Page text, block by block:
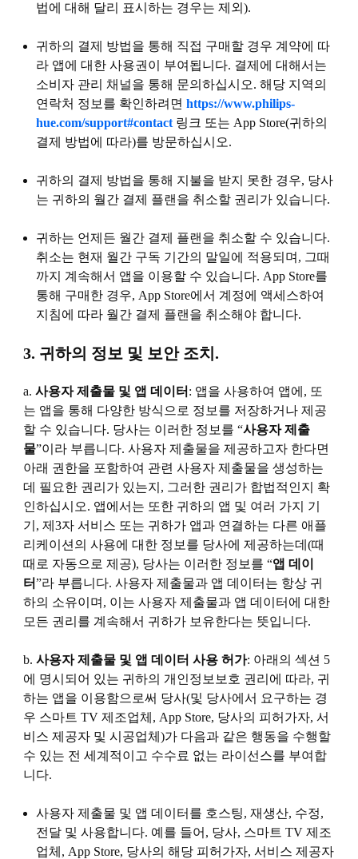
법에 대해 달리 표시하는 경우는 제외).
귀하의 결제 방법을 통해 직접 구매할 경우 계약에 따
라 앱에 대한 사용권이 부여됩니다. 결제에 대해서는
소비자 관리 채널을 통해 문의하십시오. 해당 지역의
연락처 정보를 확인하려면 https://www.philips-
hue.com/support#contact링크 또는 App Store(귀하의
결제 방법에 따라)를 방문하십시오.
귀하의 결제 방법을 통해 지불을 받지 못한 경우, 당사
는 귀하의 월간 결제 플랜을 취소할 권리가 있습니다.
귀하는 언제든 월간 결제 플랜을 취소할 수 있습니다.
취소는 현재 월간 구독 기간의 말일에 적용되며, 그때
까지 계속해서 앱을 이용할 수 있습니다. App Store를
통해 구매한 경우, App Store에서 계정에 액세스하여
지침에 따라 월간 결제 플랜을 취소해야 합니다.
3. 귀하의 정보 및 보안 조치.
a. 사용자 제출물 및 앱 데이터 : 앱을 사용하여 앱에, 또
는 앱을 통해 다양한 방식으로 정보를 저장하거나 제공
할 수 있습니다. 당사는 이러한 정보를 “사용자 제출
물”이라 부릅니다. 사용자 제출물을 제공하고자 한다면
아래 권한을 포함하여 관련 사용자 제출물을 생성하는
데 필요한 권리가 있는지, 그러한 권리가 합법적인지 확
인하십시오. 앱에서는 또한 귀하의 앱 및 여러 가지 기
기, 제3자 서비스 또는 귀하가 앱과 연결하는 다른 애플
리케이션의 사용에 대한 정보를 당사에 제공하는데(때
때로 자동으로 제공), 당사는 이러한 정보를 “앱 데이
터”라 부릅니다. 사용자 제출물과 앱 데이터는 항상 귀
하의 소유이며, 이는 사용자 제출물과 앱 데이터에 대한
모든 권리를 계속해서 귀하가 보유한다는 뜻입니다.
b. 사용자 제출물 및 앱 데이터 사용 허가: 아래의 섹션 5
에 명시되어 있는 귀하의 개인정보보호 권리에 따라, 귀
하는 앱을 이용함으로써 당사(및 당사에서 요구하는 경
우 스마트 TV 제조업체, App Store, 당사의 피허가자, 서
비스 제공자 및 시공업체)가 다음과 같은 행동을 수행할
수 있는 전 세계적이고 수수료 없는 라이선스를 부여합
니다.
사용자 제출물 및 앱 데이터를 호스팅, 재생산, 수정,
전달 및 사용합니다. 예를 들어, 당사, 스마트 TV 제조
업체, App Store, 당사의 해당 피허가자, 서비스 제공자